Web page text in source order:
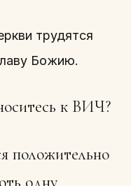
трудятся
Божию.
к ВИЧ?
положительно